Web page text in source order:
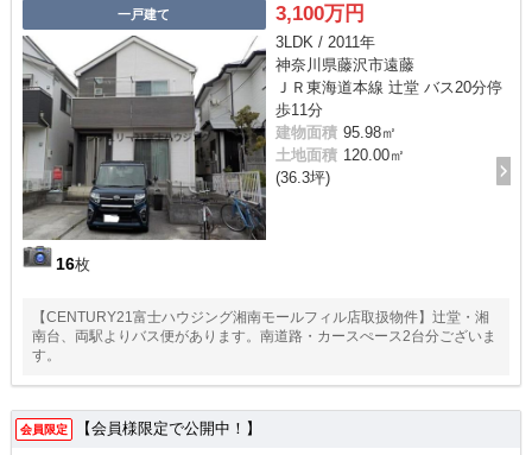
一戸建て
16枚
3,100万円
3LDK / 2011年
神奈川県藤沢市遠藤
ＪＲ東海道本線 辻堂 バス20分停
歩11分
建物面積 95.98㎡
土地面積 120.00㎡
(36.3坪)
【CENTURY21富士ハウジング湘南モールフィル店取扱物件】辻堂・湘
南台、両駅よりバス便があります。南道路・カースぺース2台分ございま
す。
会員限定 【会員様限定で公開中！】